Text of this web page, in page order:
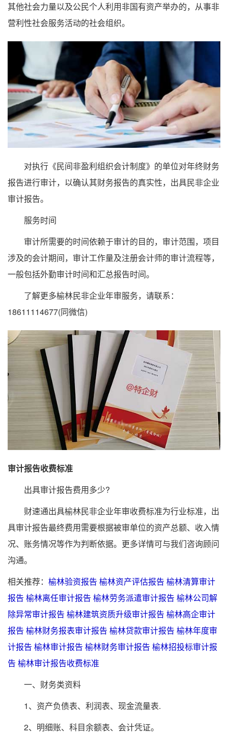
其他社会力量以及公民个人利用非国有资产举办的，从事非
营利性社会服务活动的社会组织。
对执行《民间非盈利组织会计制度》的单位对年终财务
报告进行审计，以确认其财务报告的真实性，出具民非企业
审计报告。
服务时间
审计所需要的时间依赖于审计的目的，审计范围，项目
涉及的会计期间，审计工作量及注册会计师的审计流程等，
一般包括外勤审计时间和汇总报告时间。
了解更多榆林民非企业年审服务，请联系：
18611114677(同微信)
审计报告收费标准
出具审计报告费用多少?
财速通出具榆林民非企业年审收费标准为行业标准，出
具审计报告最终费用需要根据被审单位的资产总额、收入情
况、账务情况等作为判断依据。更多详情可与我们咨询顾问
沟通。
相关推荐： 榆林验资报告 榆林资产评估报告 榆林清算审计
报告 榆林离任审计报告 榆林劳务派遣审计报告 榆林公司解
除异常审计报告 榆林建筑资质升级审计报告 榆林高企审计
报告 榆林财务报表审计报告 榆林贷款审计报告 榆林年度审
计报告 榆林审计报告 榆林财务审计报告 榆林招投标审计报
告 榆林审计报告收费标准
一、财务类资料
1、资产负债表、利润表、现金流量表.
2、明细账、科目余额表、会计凭证。